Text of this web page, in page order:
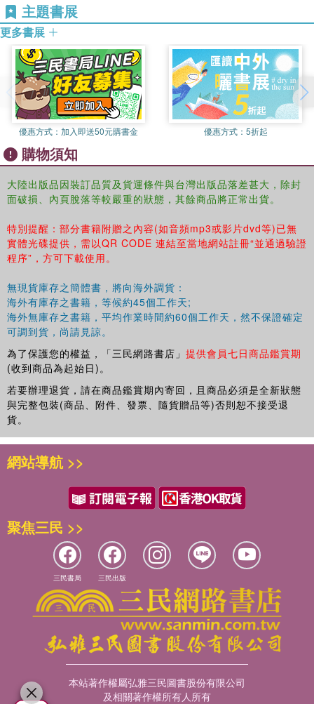
二、譯前準備工作. 007
(一)臨時性的背景知識準備 007
(二)譯前準備的幾個階段 009
三、口譯技能和口譯技巧. 015
(一)口譯筆記 015
(二)韓漢語法難點 021
(四)譯員的思維盲區 052
口譯實戰篇 057
第一課 開幕式致辭 ( ??? ?? ) 058
第三課 主題發言 ( ?? ?? / ?? ?? ) 078
第四課 中韓經濟交流 ( ?? ?? ?? ) 088
第五課 中韓文化交流 ( ?? ?? ?? ) 097
第六課 中韓外交關係 ( ?? ?? ?? ) 106
第七課 中韓IT 交流 ( ?? IT ?? ) 113
第八課 公司和雜誌介紹 ( ?? ? ?? ?? ) 120
第九課 農業和醫療 ( ?? ? ?? ) 128
第十課 中韓教育 ( ?? ?? ) 137
第十一課 環境問題 ( ?? ?? ) 145
第十二課 女性問題 ( ?? ?? ) 151
主題書展
更多書展
優惠方式： 加入即送50元購書金 優惠方式： 5折起
購物須知
大陸出版品因裝訂品質及貨運條件與台灣出版品落差甚大，除封
面破損、內頁脫落等較嚴重的狀態，其餘商品將正常出貨。
特別提醒：部分書籍附贈之內容(如音頻mp3或影片dvd等)已無
實體光碟提供，需以QR CODE 連結至當地網站註冊“並通過驗證
程序”，方可下載使用。
無現貨庫存之簡體書，將向海外調貨：
海外有庫存之書籍，等候約45個工作天;
海外無庫存之書籍，平均作業時間約60個工作天，然不保證確定
可調到貨，尚請見諒。
為了保護您的權益，「三民網路書店」 提供會員七日商品鑑賞期
(收到商品為起始日)。
若要辦理退貨，請在商品鑑賞期內寄回，且商品必須是全新狀態
與完整包裝(商品、附件、發票、隨貨贈品等)否則恕不接受退
貨。
網站導航 >>
聚焦三民 >>
三民書局 三民出版
本站著作權屬弘雅三民圖書股份有限公司
及相關著作權所有人所有